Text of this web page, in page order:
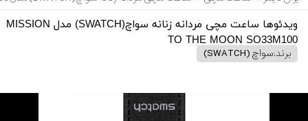
ویدئوها ساعت مچی مردانه زنانه سواچ(SWATCH) مدل MISSION
TO THE MOON SO33M100
برند:سواچ (SWATCH)